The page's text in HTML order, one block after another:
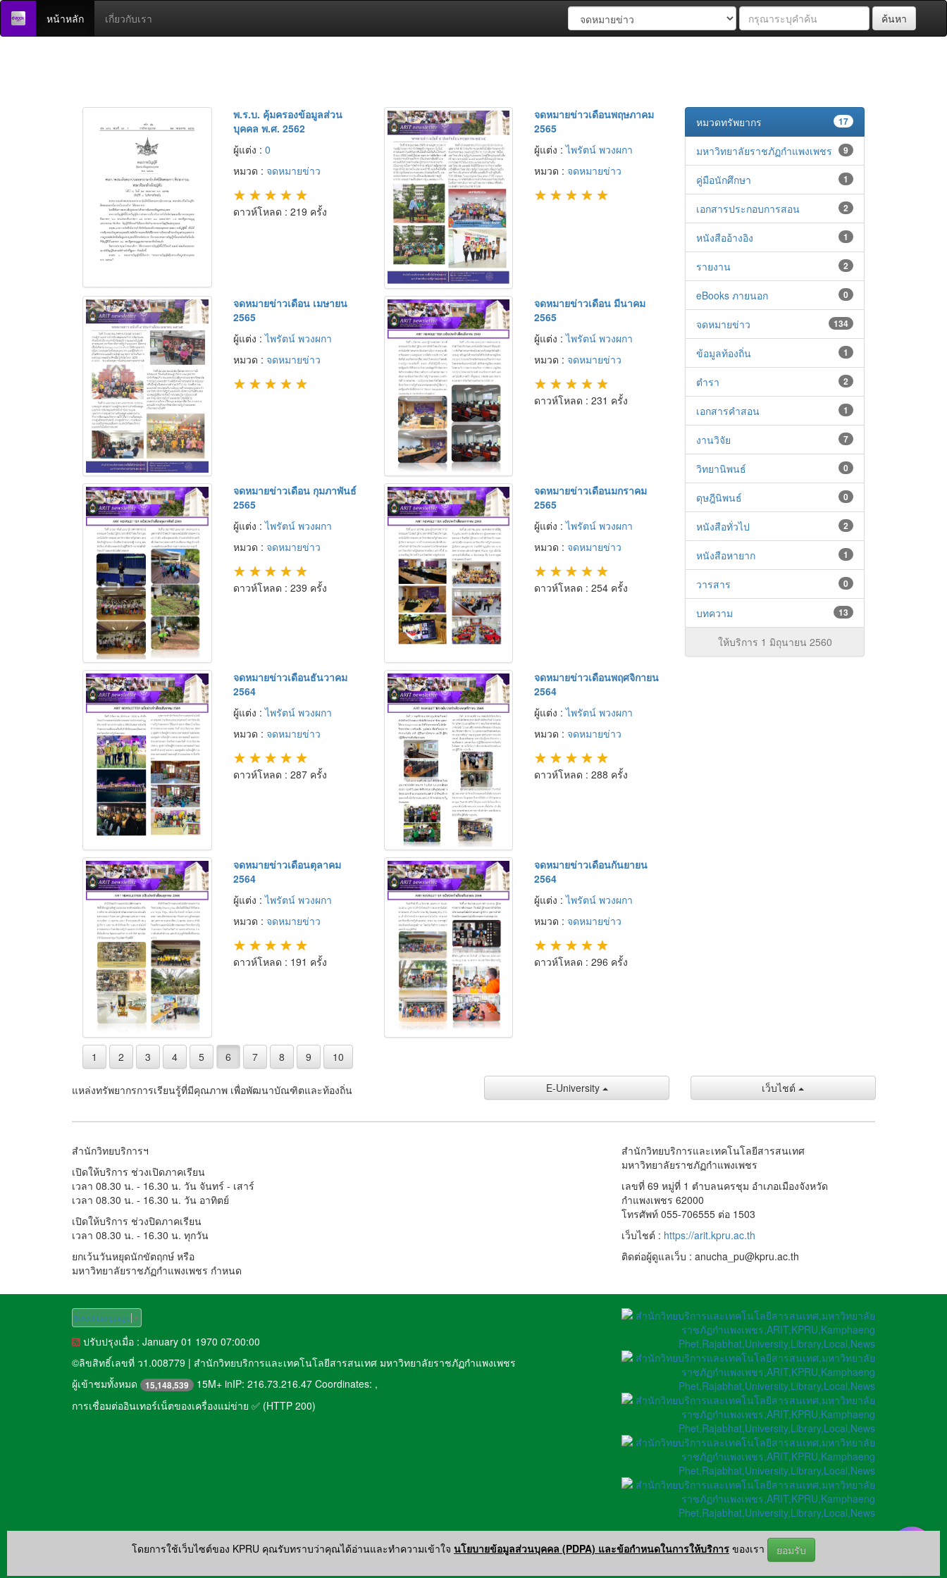
หน้าหลัก เกี่ยวกับเรา ค้นหา
พ.ร.บ. คุ้มครองข้อมูลส่วน
บุคคล พ.ศ. 2562
ผู้แต่ง : 0
หมวด : จดหมายข่าว
★ ★ ★ ★ ★
ดาวห์โหลด : 219 ครั้ง
จดหมายข่าวเดือนพฤษภาคม
2565
ผู้แต่ง :ไพรัตน์ พวงผกา
หมวด : จดหมายข่าว
★ ★ ★ ★ ★
จดหมายข่าวเดือน เมษายน
2565
ผู้แต่ง :ไพรัตน์ พวงผกา
หมวด : จดหมายข่าว
★ ★ ★ ★ ★
จดหมายข่าวเดือน มีนาคม
2565
ผู้แต่ง :ไพรัตน์ พวงผกา
หมวด : จดหมายข่าว
★ ★ ★ ★ ★
ดาวห์โหลด : 231 ครั้ง
จดหมายข่าวเดือน กุมภาพันธ์
2565
ผู้แต่ง :ไพรัตน์ พวงผกา
หมวด : จดหมายข่าว
★ ★ ★ ★ ★
ดาวห์โหลด : 239 ครั้ง
จดหมายข่าวเดือนมกราคม
2565
ผู้แต่ง :ไพรัตน์ พวงผกา
หมวด : จดหมายข่าว
★ ★ ★ ★ ★
ดาวห์โหลด : 254 ครั้ง
จดหมายข่าวเดือนธันวาคม
2564
ผู้แต่ง :ไพรัตน์ พวงผกา
หมวด : จดหมายข่าว
★ ★ ★ ★ ★
ดาวห์โหลด : 287 ครั้ง
จดหมายข่าวเดือนพฤศจิกายน
2564
ผู้แต่ง :ไพรัตน์ พวงผกา
หมวด : จดหมายข่าว
★ ★ ★ ★ ★
ดาวห์โหลด : 288 ครั้ง
จดหมายข่าวเดือนตุลาคม
2564
ผู้แต่ง :ไพรัตน์ พวงผกา
หมวด : จดหมายข่าว
★ ★ ★ ★ ★
ดาวห์โหลด : 191 ครั้ง
จดหมายข่าวเดือนกันยายน
2564
ผู้แต่ง :ไพรัตน์ พวงผกา
หมวด : จดหมายข่าว
★ ★ ★ ★ ★
ดาวห์โหลด : 296 ครั้ง
1 2 3 4 5 6 7 8 9 10
17
หมวดทรัพยากร
9
มหาวิทยาลัยราชภัฏกำแพงเพชร
1
คู่มือนักศึกษา
2
เอกสารประกอบการสอน
1
หนังสืออ้างอิง
2
รายงาน
0
eBooks ภายนอก
134
จดหมายข่าว
1
ข้อมูลท้องถิ่น
2
ตำรา
1
เอกสารคำสอน
7
งานวิจัย
0
วิทยานิพนธ์
0
ดุษฎีนิพนธ์
2
หนังสือทั่วไป
1
หนังสือหายาก
0
วารสาร
13
บทความ
ให้บริการ 1 มิถุนายน 2560
แหล่งทรัพยากรการเรียนรู้ที่มีคุณภาพ เพื่อพัฒนาบัณฑิตและท้องถิ่น E-University เว็บไชต์
สำนักวิทยบริการฯ
เปิดให้บริการ ช่วงเปิดภาคเรียน
เวลา 08.30 น. - 16.30 น. วัน จันทร์ - เสาร์
เวลา 08.30 น. - 16.30 น. วัน อาทิตย์
เปิดให้บริการ ช่วงปิดภาคเรียน
เวลา 08.30 น. - 16.30 น. ทุกวัน
ยกเว้นวันหยุดนักขัตฤกษ์ หรือ
มหาวิทยาลัยราชภัฏกำแพงเพชร กำหนด
สำนักวิทยบริการและเทคโนโลยีสารสนเทศ
มหาวิทยาลัยราชภัฏกำแพงเพชร
เลขที่ 69 หมู่ที่ 1 ตำบลนครชุม อำเภอเมืองจังหวัด
กำแพงเพชร 62000
โทรศัพท์ 055-706555 ต่อ 1503
เว็บไชต์ : https://arit.kpru.ac.th
ติดต่อผู้ดูแลเว็บ : anucha_pu@kpru.ac.th
Select Language ▼
ปรับปรุงเมื่อ : January 01 1970 07:00:00
©ลิขสิทธิ์เลขที่ ว1.008779 | สำนักวิทยบริการและเทคโนโลยีสารสนเทศ มหาวิทยาลัยราชภัฏกำแพงเพชร
ผู้เข้าชมทั้งหมด
15,148,539
15M+ inIP: 216.73.216.47 Coordinates: ,
การเชื่อมต่ออินเทอร์เน็ตของเครื่องแม่ข่าย ✅ (HTTP 200)
โดยการใช้เว็บไซต์ของ KPRU คุณรับทราบว่าคุณได้อ่านและทำความเข้าใจ นโยบายข้อมูลส่วนบุคคล (PDPA) และข้อกำหนดในการให้บริการ ของเรา ยอมรับ